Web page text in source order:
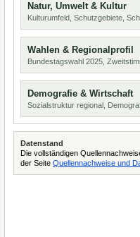
Natur, Umwelt & Kultur
Kulturumfeld, Schutzgebiete,
Wahlen & Regionalprofil
Bundestagswahl 2025,
Demografie & Wirtschaft
Sozialstruktur regional,
Datenstand
Die vollständigen
der Seite Quellennachweise und